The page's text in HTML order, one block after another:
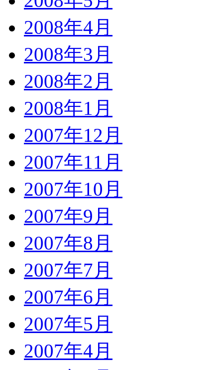
2008年4月
2008年3月
2008年2月
2008年1月
2007年12月
2007年11月
2007年10月
2007年9月
2007年8月
2007年7月
2007年6月
2007年5月
2007年4月